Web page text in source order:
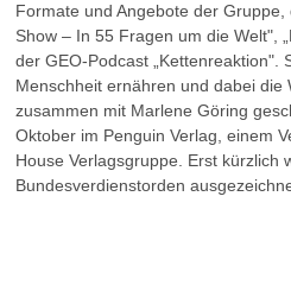
Formate und Angebote der
Show – In 55 Fragen um die Welt",
der GEO-Podcast „Kettenreaktion".
Menschheit ernähren und dabei die
zusammen mit Marlene Göring
Oktober im Penguin Verlag, einem
House Verlagsgruppe. Erst kürzlich
Bundesverdienstorden